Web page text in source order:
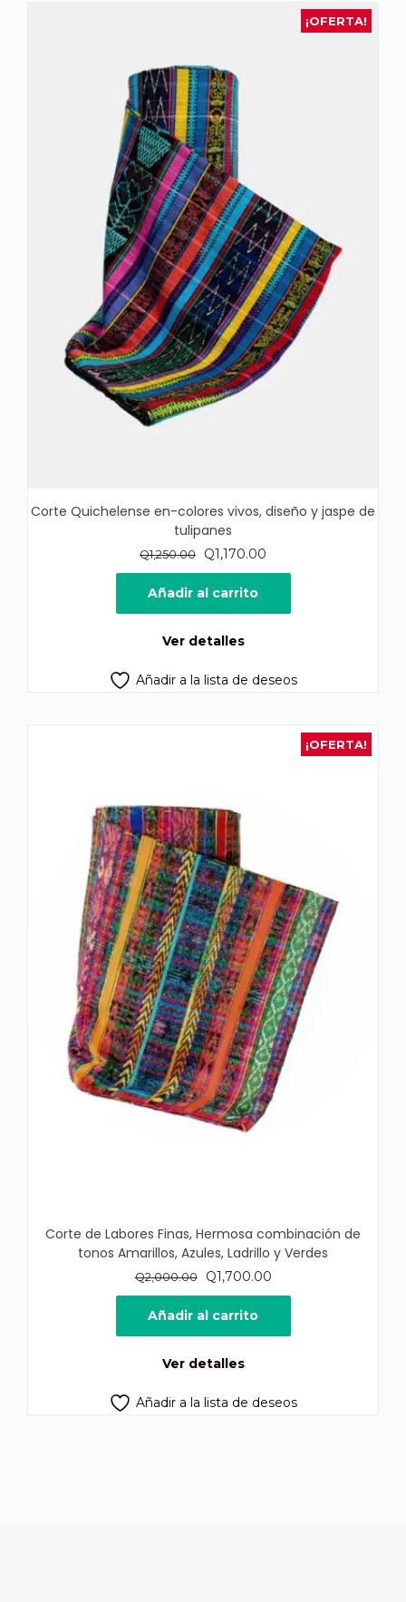
¡OFERTA!
Corte Quichelense en-colores vivos, diseño y jaspe de
tulipanes
Q1,250.00
El
precio
original
era:
Q1,170.00
precio
es:
Añadir al carrito
Ver detalles
Añadir a la lista de deseos
¡OFERTA!
Corte de Labores Finas, Hermosa combinación de
tonos Amarillos, Azules, Ladrillo y Verdes
Q2,000.00
El
precio
original
era:
Q1,700.00El
precio
es:
Añadir al carrito
Ver detalles
Añadir a la lista de deseos